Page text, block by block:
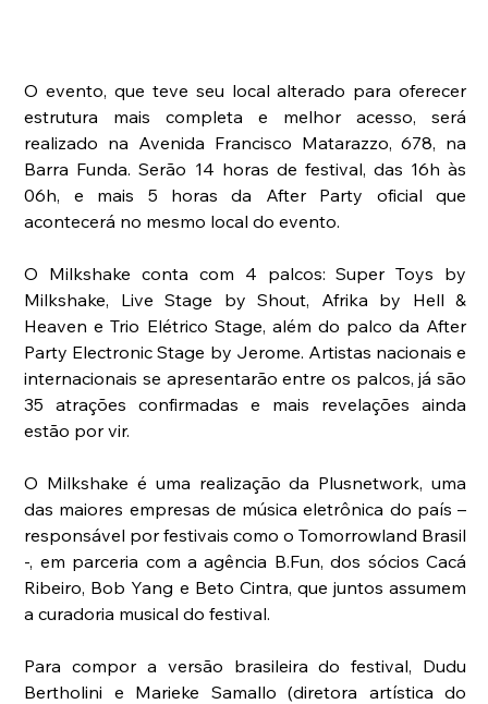
O evento, que teve seu local alterado para oferecer
estrutura mais completa e melhor acesso, será
realizado na Avenida Francisco Matarazzo, 678, na
Barra Funda. Serão 14 horas de festival, das 16h às
06h, e mais 5 horas da After Party oficial que
acontecerá no mesmo local do evento.
O Milkshake conta com 4 palcos: Super Toys by
Milkshake, Live Stage by Shout, Afrika by Hell &
Heaven e Trio Elétrico Stage, além do palco da After
Party Electronic Stage by Jerome. Artistas nacionais e
internacionais se apresentarão entre os palcos, já são
35 atrações confirmadas e mais revelações ainda
estão por vir.
O Milkshake é uma realização da Plusnetwork, uma
das maiores empresas de música eletrônica do país –
responsável por festivais como o Tomorrowland Brasil
-, em parceria com a agência B.Fun, dos sócios Cacá
Ribeiro, Bob Yang e Beto Cintra, que juntos assumem
a curadoria musical do festival.
Para compor a versão brasileira do festival, Dudu
Bertholini e Marieke Samallo (diretora artística do